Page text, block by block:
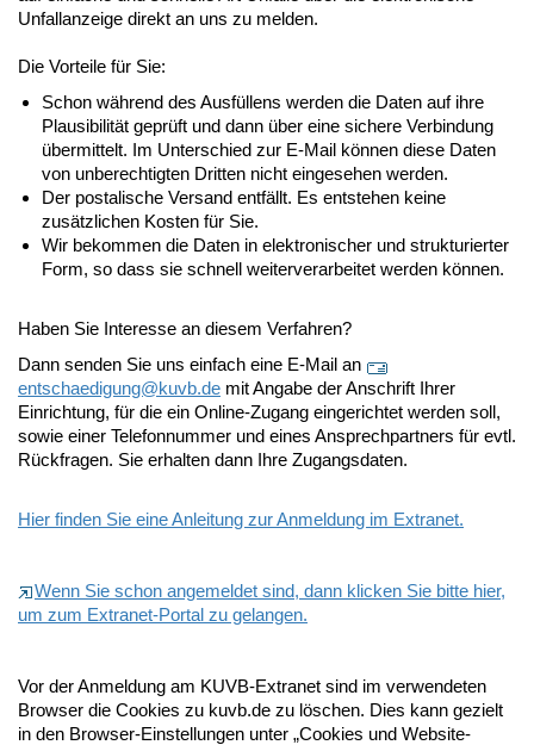
Unfallanzeige direkt an uns zu melden.
Die Vorteile für Sie:
Schon während des Ausfüllens werden die Daten auf ihre
Plausibilität geprüft und dann über eine sichere Verbindung
übermittelt. Im Unterschied zur E-Mail können diese Daten
von unberechtigten Dritten nicht eingesehen werden.
Der postalische Versand entfällt. Es entstehen keine
zusätzlichen Kosten für Sie.
Wir bekommen die Daten in elektronischer und strukturierter
Form, so dass sie schnell weiterverarbeitet werden können.
Haben Sie Interesse an diesem Verfahren?
Dann senden Sie uns einfach eine E-Mail an
entschaedigung@kuvb.de mit Angabe der Anschrift Ihrer
Einrichtung, für die ein Online-Zugang eingerichtet werden soll,
sowie einer Telefonnummer und eines Ansprechpartners für evtl.
Rückfragen. Sie erhalten dann Ihre Zugangsdaten.
Hier finden Sie eine Anleitung zur Anmeldung im Extranet.
Wenn Sie schon angemeldet sind, dann klicken Sie bitte hier,
um zum Extranet-Portal zu gelangen.
Vor der Anmeldung am KUVB-Extranet sind im verwendeten
Browser die Cookies zu kuvb.de zu löschen. Dies kann gezielt
in den Browser-Einstellungen unter „Cookies und Website-